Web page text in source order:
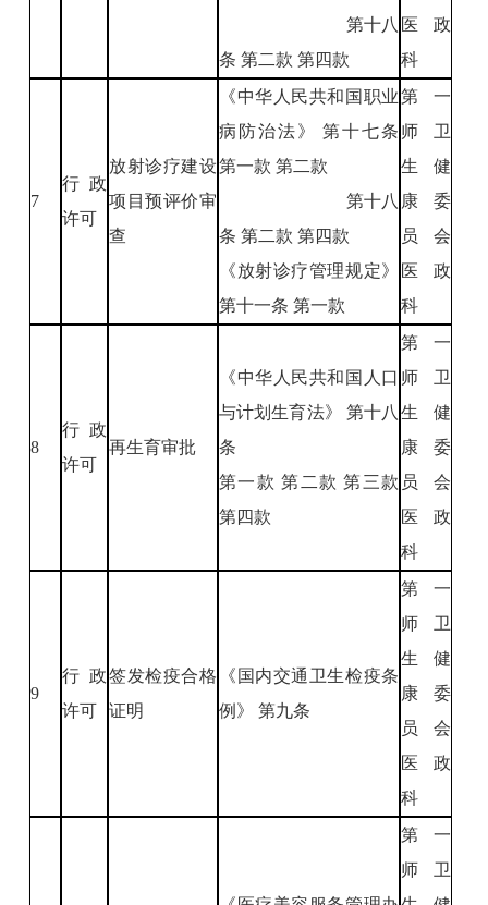
第十八
条 第二款 第四款
医政
科
7
行政
许可
放射诊疗建设
项目预评价审
查
《中华人民共和国职业
病防治法》 第十七条
第一款 第二款
第十八
条 第二款 第四款
《放射诊疗管理规定》
第十一条 第一款
第一
师卫
生健
康委
员会
医政
科
8
行政
许可
再生育审批
《中华人民共和国人口
与计划生育法》 第十八
条
第一款 第二款 第三款
第四款
第一
师卫
生健
康委
员会
医政
科
9
行政
许可
签发检疫合格
证明
《国内交通卫生检疫条
例》 第九条
第一
师卫
生健
康委
员会
医政
科
第一
师卫